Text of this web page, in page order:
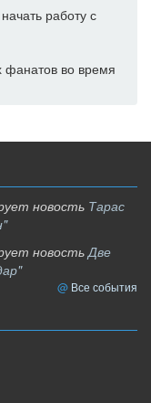
работу с
фанатов во время
новость Тарас
новость Две
Все события